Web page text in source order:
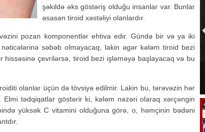
şəkildə əks göstəriş olduğu insanlar var. Bunlar
əsasən tiroid xəstəliyi olanlardır.
pozan komponentlər ehtiva edir. Gündə bir və ya iki
səbəb olmayacaq, lakin əgər kələm tiroid bezi
hissəsinə çevrilərsə, tiroid bezi işləməyə başlayacaq və bu
olanlar üçün də tövsiyə edilmir. Lakin bu, tərəvəzin hər
Elmi tədqiqatlar göstərir ki, kələm nəzəri olaraq xərçəngin
yüksək C vitamini olduğuna görə, o, həmçinin bədəni